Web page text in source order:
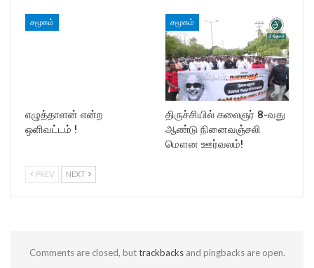
சமூகம்
எழுத்தாளன் என்ற
ஒளிவட்டம் !
சமூகம்
திருச்சியில் கலைஞர் 8-வது
ஆண்டு நினைவஞ்சலி
மௌன ஊர்வலம்!
PREV NEXT
Comments are closed, buttrackbacksand pingbacks are open.